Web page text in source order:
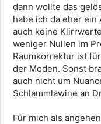
dann wollte das
habe ich da eher
auch keine
weniger Nullen im
Raumkorrektur ist
der Moden. Sonst
auch nicht um
Schlammlawine an
Für mich als